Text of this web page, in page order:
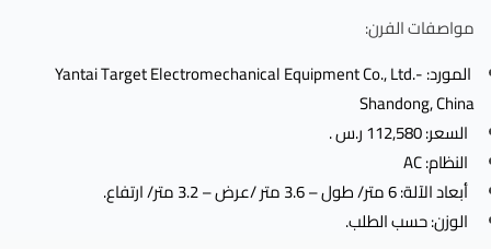
مواصفات الفرن:
المورد: Yantai Target Electromechanical Equipment Co., Ltd.-
Shandong, China
السعر: 112,580 ر.س .
النظام: AC
أبعاد الآلة: 6 متر/ طول – 3.6 متر /عرض – 3.2 متر/ ارتفاع.
الوزن: حسب الطلب.